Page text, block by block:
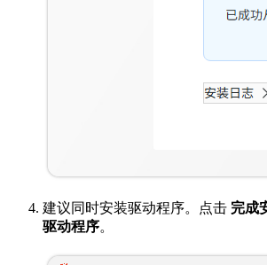
建议同时安装驱动程序。点击 完成
驱动程序。